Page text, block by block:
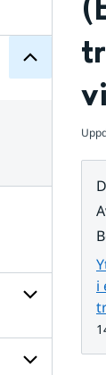
organisation
Undersidor
för
nationellt
Undersidor
för
i